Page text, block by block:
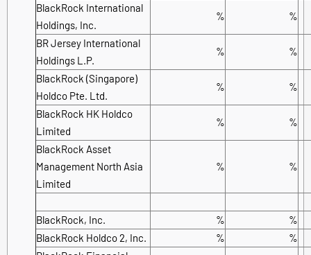
BlackRock International
Holdings, Inc.
% %
BR Jersey International
Holdings L.P.
% %
BlackRock (Singapore)
Holdco Pte. Ltd.
% %
BlackRock HK Holdco
Limited
% %
BlackRock Asset
Management North Asia
Limited
% %
BlackRock, Inc. %
%
BlackRock Holdco 2, Inc.
%
%